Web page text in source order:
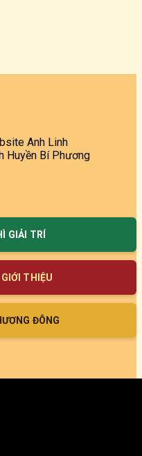
GIẢI TRÍ
THIỆU
ĐÔNG